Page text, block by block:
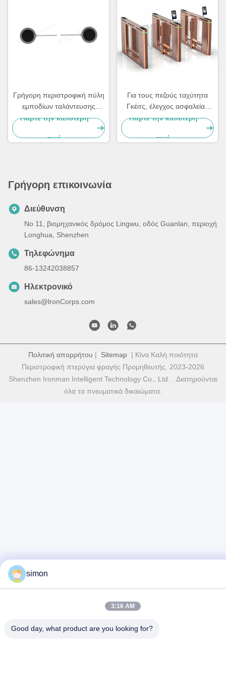
Γρήγορη περιστροφική πύλη
εμποδίων ταλάντευσης
ταχύτητας εθνικών οδών με
έναν δείκτη κατεύθυνσης
Πάρτε την καλύτερη
τιμή
Για τους πεζούς ταχύτητα
Γκέιτς, έλεγχος ασφαλείας
Γκέιτς για τα νοσοκομεία
Πάρτε την καλύτερη
τιμή
Γρήγορη επικοινωνία
Διεύθυνση
Νο 11, βιομηχανικός δρόμος Lingwu, οδός Guanlan, περιοχή
Longhua, Shenzhen
Τηλεφώνημα
86-13242038857
Ηλεκτρονικό
sales@lronCorps.com
Πολιτική απορρήτου | Sitemap | Κίνα Καλή ποιότητα
Περιστροφική πτερύγια φραγής Προμηθευτής. 2023-2026
Shenzhen Ironman Intelligent Technology Co., Ltd. . Διατηρούνται
όλα τα πνευματικά δικαιώματα.
simon
3:16 AM
Good day, what product are you looking for?